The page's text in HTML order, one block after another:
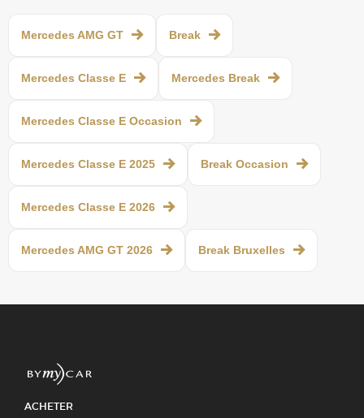
Mercedes AMG GT Break
Mercedes Classe E Mercedes Break
Mercedes Classe E Occasion
Mercedes Classe E 2025 Break Occasion
Mercedes Classe E 2026
Mercedes AMG GT 2026 Break Bruxelles
ACHETER